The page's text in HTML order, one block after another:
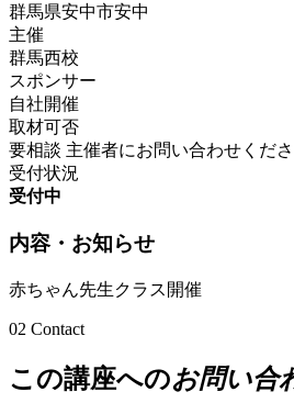
群馬県安中市安中
主催
群馬西校
スポンサー
自社開催
取材可否
要相談 主催者にお問い合わせくだ
受付状況
受付中
内容・お知らせ
赤ちゃん先生クラス開催
02 Contact
この講座へのお問い合